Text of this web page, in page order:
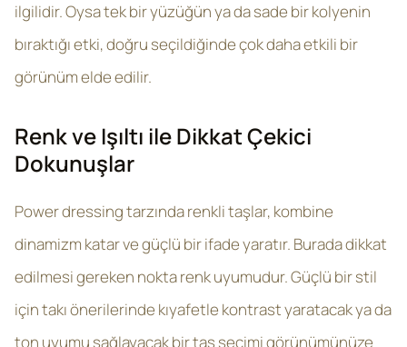
ilgilidir. Oysa tek bir yüzüğün ya da sade bir kolyenin
bıraktığı etki, doğru seçildiğinde çok daha etkili bir
görünüm elde edilir.
Renk ve Işıltı ile Dikkat Çekici
Dokunuşlar
Power dressing tarzında renkli taşlar, kombine
dinamizm katar ve güçlü bir ifade yaratır. Burada dikkat
edilmesi gereken nokta renk uyumudur. Güçlü bir stil
için takı önerilerinde kıyafetle kontrast yaratacak ya da
ton uyumu sağlayacak bir taş seçimi görünümünüze